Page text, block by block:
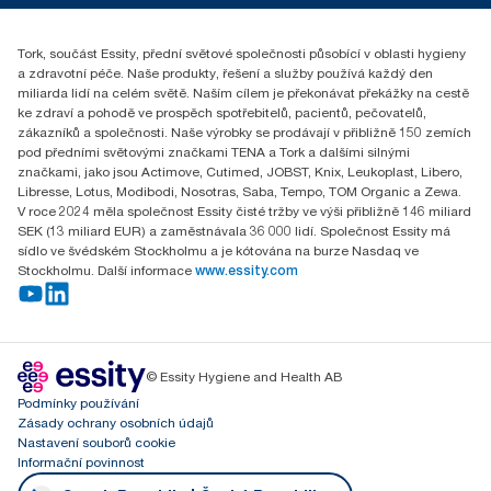
reception.prague@essity.com
Praha 8, Karlin, Sokolovská 100/94
186 00 Česká republika
Tork, součást Essity, přední světové společnosti působící v oblasti hygieny
a zdravotní péče. Naše produkty, řešení a služby používá každý den
miliarda lidí na celém světě. Naším cílem je překonávat překážky na cestě
ke zdraví a pohodě ve prospěch spotřebitelů, pacientů, pečovatelů,
zákazníků a společnosti. Naše výrobky se prodávají v přibližně 150 zemích
pod předními světovými značkami TENA a Tork a dalšími silnými
značkami, jako jsou Actimove, Cutimed, JOBST, Knix, Leukoplast, Libero,
Libresse, Lotus, Modibodi, Nosotras, Saba, Tempo, TOM Organic a Zewa.
V roce 2024 měla společnost Essity čisté tržby ve výši přibližně 146 miliard
SEK (13 miliard EUR) a zaměstnávala 36 000 lidí. Společnost Essity má
sídlo ve švédském Stockholmu a je kótována na burze Nasdaq ve
Stockholmu. Další informace www.essity.com
© Essity Hygiene and Health AB
Podmínky používání
Zásady ochrany osobních údajů
Nastavení souborů cookie
Informační povinnost